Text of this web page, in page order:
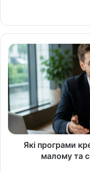
Які програми
малому та